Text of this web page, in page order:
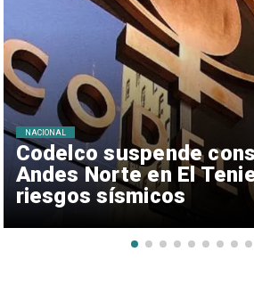
Codelco suspende
Andes Norte en El
riesgos sísmicos
NACIONAL